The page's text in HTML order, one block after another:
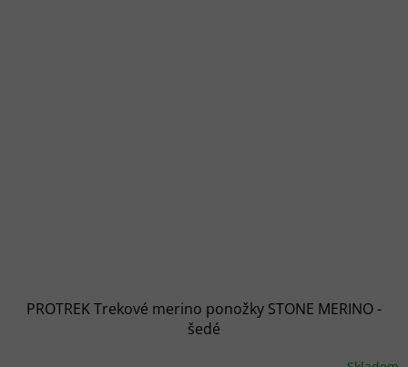
PROTREK Trekové merino ponožky STONE MERINO -
šedé